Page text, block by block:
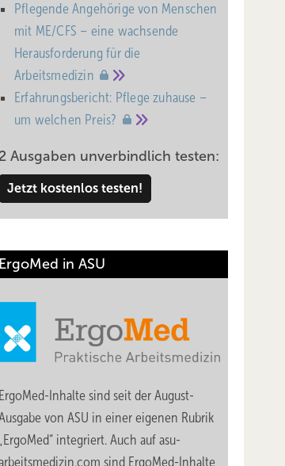
Pflegende Angehörige von Menschen
mit ME/CFS – eine wachsende
Heraus­forderung für die
Arbeitsmedizin
Erfahrungsbericht: Pflege zuhause –
um welchen Preis?
2 Ausgaben unverbindlich testen:
Jetzt kostenlos testen!
ErgoMed in ASU
ErgoMed-Inhalte sind seit der August-
von ASU in einer eigenen Rubrik
„ErgoMed“ integriert. Auch auf asu-
sind ErgoMed-Inhalte